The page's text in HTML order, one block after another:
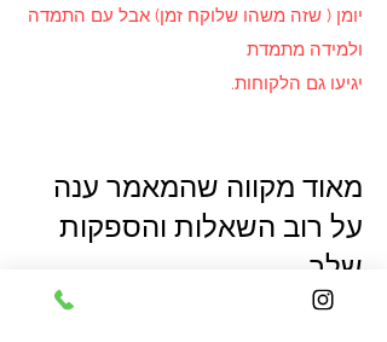
יומן ( שזה משהו שלוקח זמן) אבל עם התמדה
ולמידה מתמדת
יגיעו גם הלקוחות.
מאוד מקווה שהמאמר ענה
על רוב השאלות והספקות
שלך,
במידה ותרצי עוד מידע או